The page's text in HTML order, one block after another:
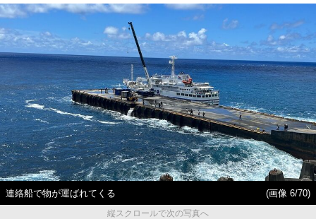
連絡船で物が運ばれてくる
(画像 6/70)
縦スクロールで次の写真へ